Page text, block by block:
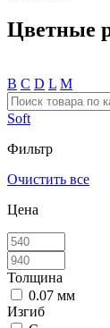
Цветные
В С D L М
Soft
Фильтр
Очистить все
Цена
Толщина
0.07 мм
Изгиб